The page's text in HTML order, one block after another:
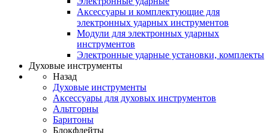
Аксессуары и комплектующие для
электронных ударных инструментов
Модули для электронных ударных
инструментов
Электронные ударные установки, комплекты
Духовые инструменты
Назад
Духовые инструменты
Аксессуары для духовых инструментов
Альтгорны
Баритоны
Блокфлейты